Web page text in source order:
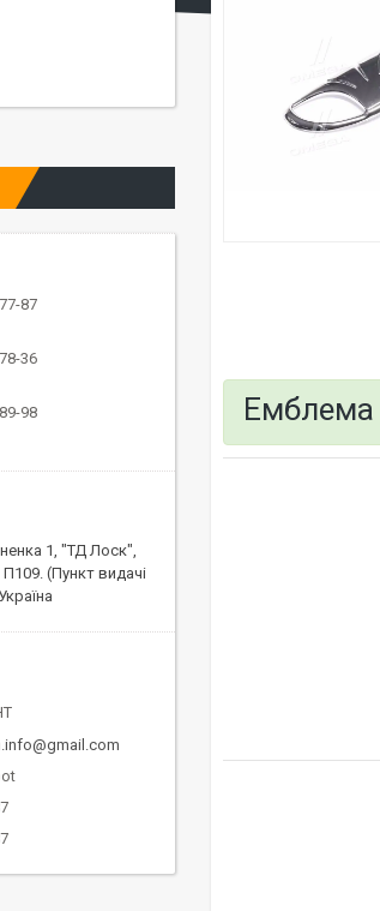
Емблема
87
36
98
1, "ТД Лоск",
(Пункт видачі